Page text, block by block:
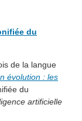
du
de la langue
évolution : les
du
artificielle